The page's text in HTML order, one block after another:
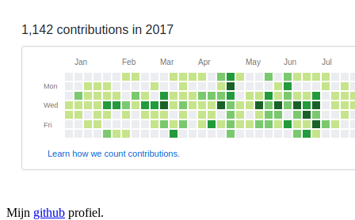
Mijn github profiel.